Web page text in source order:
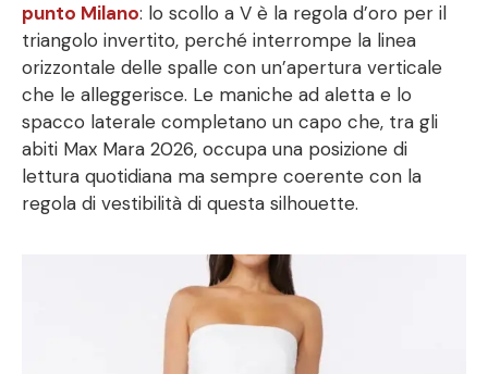
punto Milano: lo scollo a V è la regola d’oro per il
triangolo invertito, perché interrompe la linea
orizzontale delle spalle con un’apertura verticale
che le alleggerisce. Le maniche ad aletta e lo
spacco laterale completano un capo che, tra gli
abiti Max Mara 2026, occupa una posizione di
lettura quotidiana ma sempre coerente con la
regola di vestibilità di questa silhouette.